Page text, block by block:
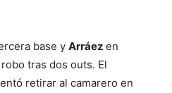
base y Arráez en
tras dos outs. El
retirar al camarero en